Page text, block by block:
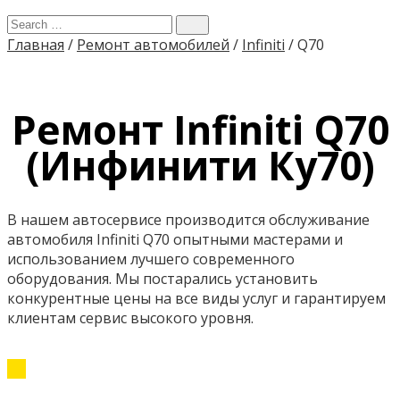
Главная / Ремонт автомобилей / Infiniti /Q70
Ремонт Infiniti Q70
(Инфинити Ку70)
В нашем автосервисе производится обслуживание
автомобиля Infiniti Q70 опытными мастерами и
использованием лучшего современного
оборудования. Мы постарались установить
конкурентные цены на все виды услуг и гарантируем
клиентам сервис высокого уровня.